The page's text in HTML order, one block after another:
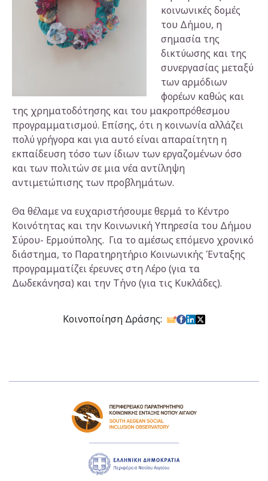
κοινωνικές δομές
του Δήμου, η
σημασία της
δικτύωσης και της
συνεργασίας μεταξύ
των αρμόδιων
φορέων καθώς και
της χρηματοδότησης και του μακροπρόθεσμου
προγραμματισμού. Επίσης, ότι η κοινωνία αλλάζει
πολύ γρήγορα και για αυτό είναι απαραίτητη η
εκπαίδευση τόσο των ίδιων των εργαζομένων όσο
και των πολιτών σε μια νέα αντίληψη
αντιμετώπισης των προβλημάτων.
Θα θέλαμε να ευχαριστήσουμε θερμά το Κέντρο
Κοινότητας και την Κοινωνική Υπηρεσία του Δήμου
Σύρου- Ερμούπολης. Για το αμέσως επόμενο χρονικό
διάστημα, το Παρατηρητήριο Κοινωνικής Ένταξης
προγραμματίζει έρευνες στη Λέρο (για τα
Δωδεκάνησα) και την Τήνο (για τις Κυκλάδες).
Κοινοποίηση Δράσης: